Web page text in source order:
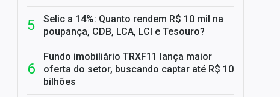
Selic a 14%: Quanto rendem R$ 10 mil na
poupança, CDB, LCA, LCI e Tesouro?
Fundo imobiliário TRXF11 lança maior
oferta do setor, buscando captar até R$ 10
bilhões